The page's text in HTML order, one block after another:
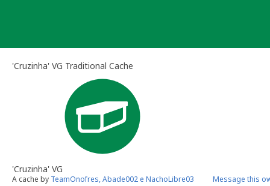
'Cruzinha' VG Traditional Cache
'Cruzinha' VG
A cache by TeamOnofres, Abade002 e NachoLibre03 Message this